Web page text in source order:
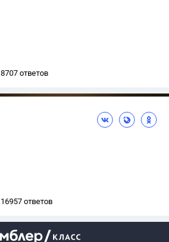
8707 ответов
16957 ответов